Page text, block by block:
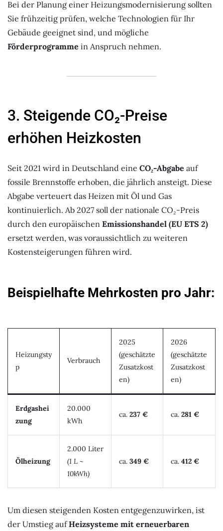
Bei der Planung einer Heizungsmodernisierung sollten
Sie frühzeitig prüfen, welche Technologien für Ihr
Gebäude geeignet sind, und mögliche
Förderprogramme in Anspruch nehmen.
3. Steigende CO₂-Preise
erhöhen Heizkosten
Seit 2021 wird in Deutschland eine CO₂-Abgabe auf
fossile Brennstoffe erhoben, die jährlich ansteigt. Diese
Abgabe verteuert das Heizen mit Öl und Gas
kontinuierlich. Ab 2027 soll der nationale CO₂-Preis
durch den europäischen Emissionshandel (EU ETS 2)
ersetzt werden, was voraussichtlich zu weiteren
Kostensteigerungen führen wird.
Beispielhafte Mehrkosten pro Jahr:
Heizungsty
p
Verbrauch
2025
(geschätzte
Zusatzkost
en)
2026
(geschätzte
Zusatzkost
en)
Erdgashei
zung
20.000
kWh
ca. 237 € ca. 281 €
Ölheizung
2.000 Liter
(1 L ~
10kWh)
ca. 349 € ca. 412 €
Um diesen steigenden Kosten entgegenzuwirken, ist
der Umstieg aufHeizsysteme mit erneuerbaren